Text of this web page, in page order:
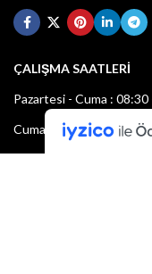
ÇALIŞMA SAATLERİ
Pazartesi - Cuma :
Cumartesi : 08:30 -